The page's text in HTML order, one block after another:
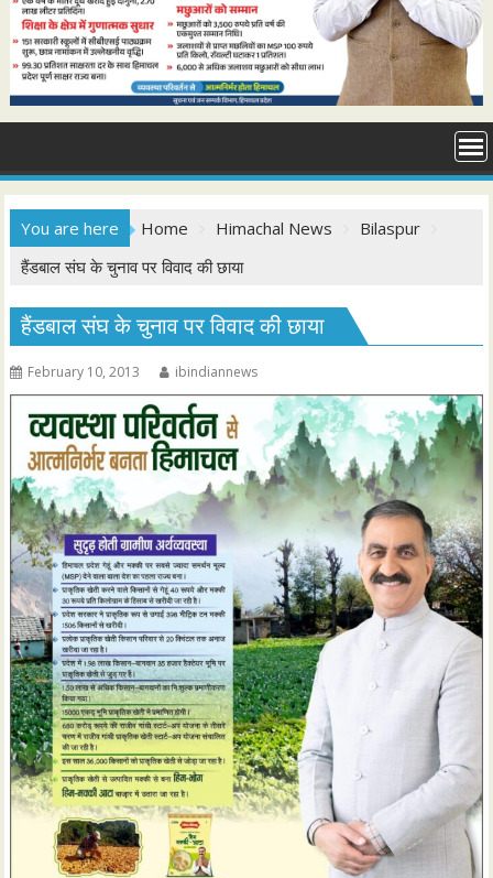
You are here Home Himachal News
Bilaspur
हैंडबाल संघ के चुनाव पर विवाद की छाया
हैंडबाल संघ के चुनाव पर विवाद की छाया
February 10, 2013 ibindiannews